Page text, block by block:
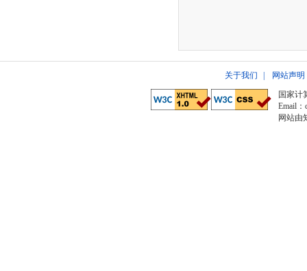
关于我们
网站声明
国家计
Email
网站由